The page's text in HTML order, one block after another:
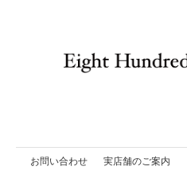
お問い合わせ 実店舗のご案内